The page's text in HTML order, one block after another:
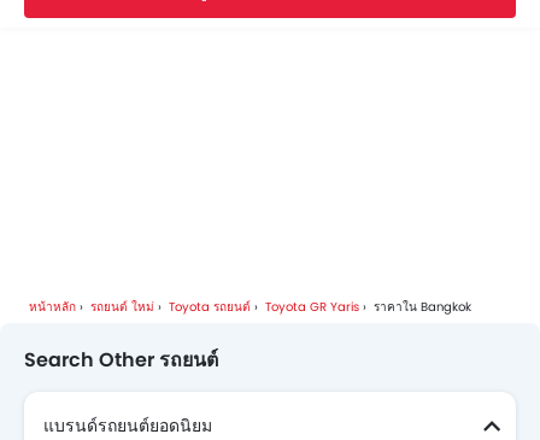
หน้าหลัก รถยนต์ ใหม่ Toyota รถยนต์ Toyota GR Yaris ราคาใน Bangkok
Search Other รถยนต์
แบรนด์รถยนต์ยอดนิยม